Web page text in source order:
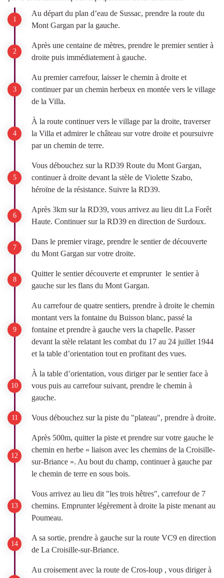
Au départ du plan d’eau de Sussac, prendre la route du
Mont Gargan par la gauche.
Après une centaine de mètres, prendre le premier sentier à
droite puis immédiatement à gauche.
Au premier carrefour, laisser le chemin à droite et
continuer par un chemin herbeux en montée vers le village
de la Villa.
À la route continuer vers le village par la droite, traverser
la Villa et admirer le château sur votre droite et poursuivre
par un chemin de terre.
Vous débouchez sur la RD39 Route du Mont Gargan,
continuer à droite devant la stèle de Violette Szabo,
héroïne de la résistance. Suivre la RD39.
Après 3km sur la RD39, vous arrivez au lieu dit La Forêt
Haute. Continuer sur la RD39 en direction de Surdoux.
Dans le premier virage, prendre le sentier de découverte
du Mont Gargan sur votre droite.
Quitter le sentier découverte et emprunter le sentier à
gauche sur les flans du Mont Gargan.
Au carrefour de quatre sentiers, prendre à droite le chemin
montant vers la fontaine du Buisson blanc, passé la
fontaine et prendre à gauche vers la chapelle. Passer
devant la stèle relatant les combat du 17 au 24 juillet 1944
et la table d’orientation tout en profitant des vues.
À la table d’orientation, vous diriger par le sentier face à
vous puis au carrefour suivant, prendre le chemin à
gauche.
Vous débouchez sur la piste du "plateau", prendre à droite.
Après 500m, quitter la piste et prendre sur votre gauche le
chemin en herbe « liaison avec les chemins de la Croisille-
sur-Briance ». Au bout du champ, continuer à gauche par
le chemin de terre en sous bois.
Vous arrivez au lieu dit "les trois hêtres", carrefour de 7
chemins. Emprunter légèrement à droite la piste menant au
Poumeau.
A sa sortie, prendre à gauche sur la route VC9 en direction
de La Croisille-sur-Briance.
Au croisement avec la route de Cros-loup , vous diriger à